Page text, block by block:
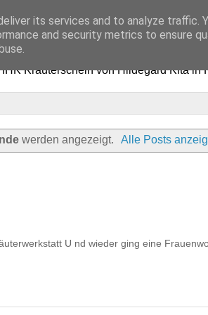
- Ausbildung in
Kräuterschein von Hildegard Kita in
werden angezeigt. Alle Posts
U nd wieder ging eine
its services and to analyze traffic.
and security metrics to ensure